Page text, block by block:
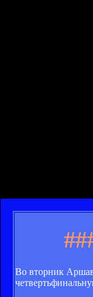
Во вторник